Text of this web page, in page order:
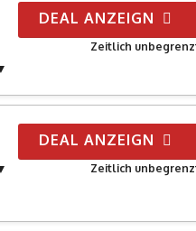
DEAL ANZEIGN
Zeitlich
DEAL ANZEIGN
Zeitlich